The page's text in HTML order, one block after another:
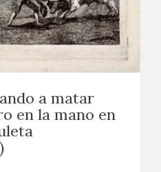
a matar
en la mano en